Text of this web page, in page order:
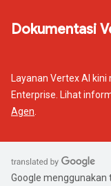
Dokumentasi
Layanan Vertex AI
Enterprise. Lihat
Agen
Google